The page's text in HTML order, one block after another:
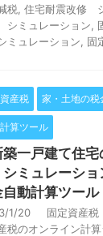
税 住宅耐震改修
ミュレーション
ミュレーション
固
産税 家・土地の税
算ツール
築一戸建て住
シミュレーシ
自動計算ツール
1/20 固定資産
税のオンライン計